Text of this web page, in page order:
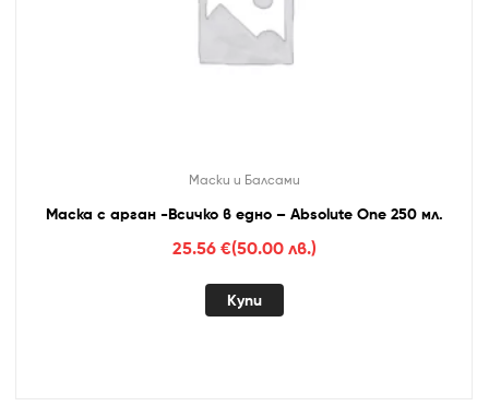
Маски и Балсами
Маска с арган -Всичко в едно – Absolute One 250 мл.
25.56 €(50.00 лв.)
Купи